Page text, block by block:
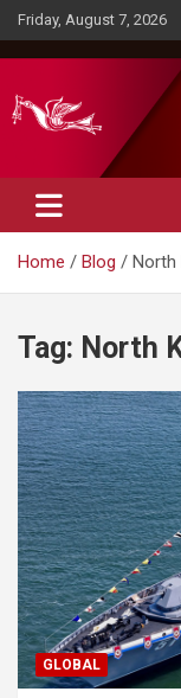
Skip
to
content
Friday, August 7, 2026
Home Blog North
Tag: North
GLOBAL